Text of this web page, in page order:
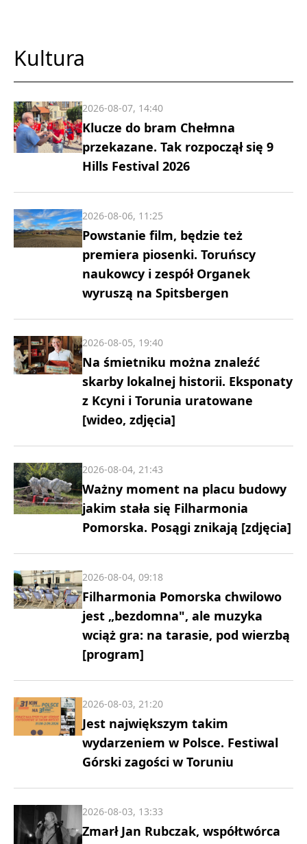
Kultura
Klucze do bram Chełmna
przekazane. Tak rozpoczął się 9
Hills Festival 2026
2026-08-07, 14:40
Powstanie film, będzie też
premiera piosenki. Toruńscy
naukowcy i zespół Organek
wyruszą na Spitsbergen
2026-08-06, 11:25
Na śmietniku można znaleźć
skarby lokalnej historii. Eksponaty
z Kcyni i Torunia uratowane
[wideo, zdjęcia]
2026-08-05, 19:40
Ważny moment na placu budowy
jakim stała się Filharmonia
Pomorska. Posągi znikają [zdjęcia]
2026-08-04, 21:43
Filharmonia Pomorska chwilowo
jest „bezdomna", ale muzyka
wciąż gra: na tarasie, pod wierzbą
[program]
2026-08-04, 09:18
Jest największym takim
wydarzeniem w Polsce. Festiwal
Górski zagości w Toruniu
2026-08-03, 21:20
Zmarł Jan Rubczak, współtwórca
2026-08-03, 13:33